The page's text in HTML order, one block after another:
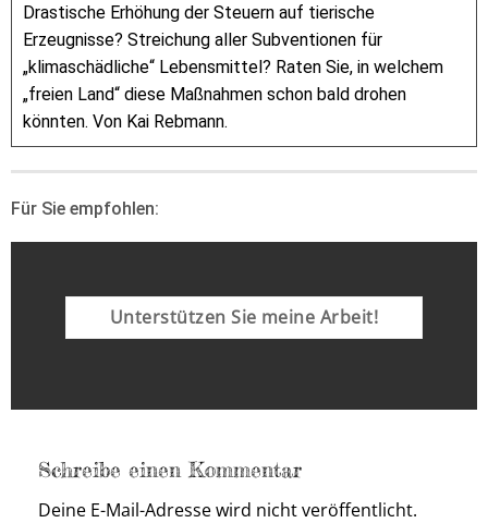
Drastische Erhöhung der Steuern auf tierische
Erzeugnisse? Streichung aller Subventionen für
„klimaschädliche“ Lebensmittel? Raten Sie, in welchem
„freien Land“ diese Maßnahmen schon bald drohen
könnten. Von Kai Rebmann.
Für Sie empfohlen:
Unterstützen Sie meine Arbeit!
Schreibe einen Kommentar
Deine E-Mail-Adresse wird nicht veröffentlicht.